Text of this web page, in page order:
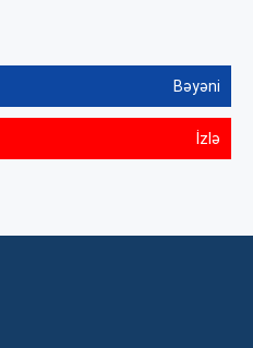
Bəyəni
İzlə